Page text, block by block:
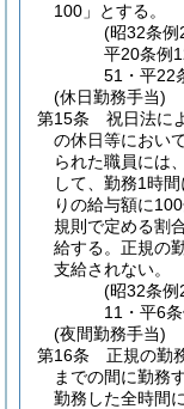
100」とする。
(昭32条例
平20条例
51・平22
(休日勤務手当)
第15条
祝日法に
の休日等におい
られた職員には
して、勤務1時間
りの給与額に
規則で定める割
給する。 正規の
支給されない。
(昭32条例
11・平6
(夜間勤務手当)
第16条
正規の勤
までの間に勤務
勤務した全時間